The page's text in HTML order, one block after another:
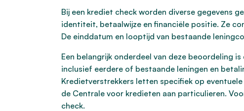
Bij een krediet check worden diverse gegevens
identiteit, betaalwijze en financiële positie. Ze
De einddatum en looptijd van bestaande
Een belangrijk onderdeel van deze beoordeling
inclusief eerdere of bestaande leningen en
Kredietverstrekkers letten specifiek op
de Centrale voor kredieten aan particulieren.
check.